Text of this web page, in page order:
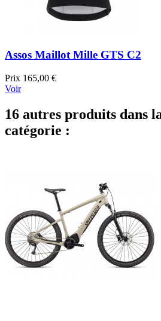
Assos Maillot Mille GTS C2
Prix 165,00 €
Voir
16 autres produits dans
catégorie :